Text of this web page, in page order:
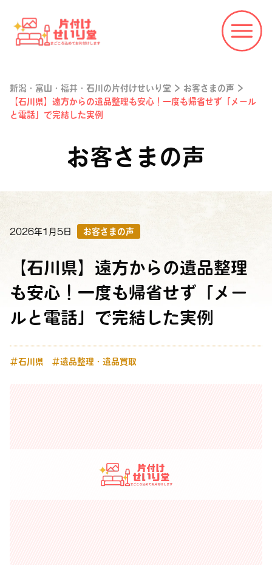
新潟・富山・福井・石川の片付けせいり堂 > お客さまの声 >
【石川県】遠方からの遺品整理も安心！一度も帰省せず「メール
と電話」で完結した実例
お客さまの声
2026年1月5日 お客さまの声
【石川県】遠方からの遺品整理
も安心！一度も帰省せず「メー
ルと電話」で完結した実例
＃石川県 ＃遺品整理・遺品買取